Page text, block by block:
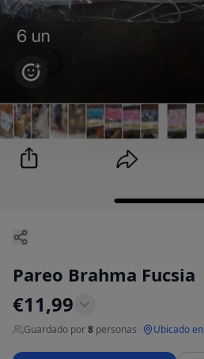
Pareo Brahma Fucsia
€11,99
Guardado por8 personas Ubicado en